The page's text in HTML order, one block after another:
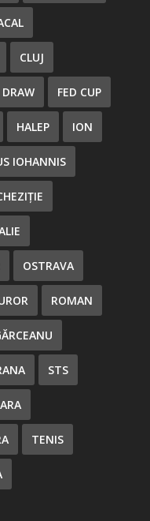
CLUJ
DRAW FED CUP
HALEP ION
IOHANNIS
OSTRAVA
ROMAN
STS
TENIS